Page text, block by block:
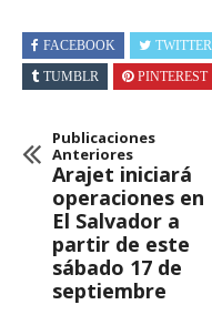
FACEBOOK TWITTER
TUMBLR
PINTEREST
Publicaciones
Anteriores
Arajet iniciará
operaciones en
El Salvador a
partir de este
sábado 17 de
septiembre